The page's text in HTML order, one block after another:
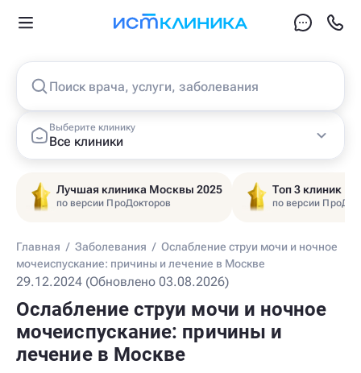
Поиск врача, услуги, заболевания
Выберите клинику
Все клиники
Лучшая клиника Москвы 2025
по версии ПроДокторов
Топ 3 клиник
по версии
Главная / Заболевания / Ослабление струи мочи и ночное
мочеиспускание: причины и лечение в Москве
29.12.2024 (Обновлено 03.08.2026)
Ослабление струи мочи и ночное
мочеиспускание: причины и
лечение в Москве